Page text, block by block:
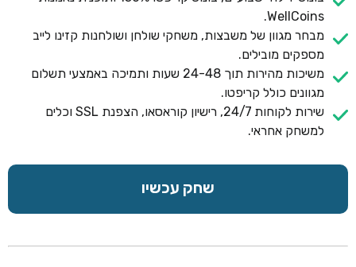
WellCoins.
מבחר מגוון של משבצות, משחקי שולחן ושולחנות קזינו לייב
מספקים מובילים.
משיכות מהירות תוך 24-48 שעות ותמיכה באמצעי תשלום
מגוונים כולל קריפטו.
שירות לקוחות 24/7, רישיון קוראסאו, הצפנת SSL וכלים
למשחק אחראי.
שחק עכשיו